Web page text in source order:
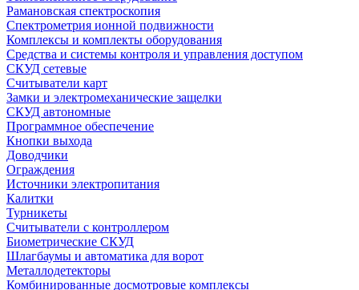
Рамановская спектроскопия
Спектрометрия ионной подвижности
Комплексы и комплекты оборудования
Средства и системы контроля и управления доступом
СКУД сетевые
Считыватели карт
Замки и электромеханические защелки
СКУД автономные
Программное обеспечение
Кнопки выхода
Доводчики
Ограждения
Источники электропитания
Калитки
Турникеты
Считыватели с контроллером
Биометрические СКУД
Шлагбаумы и автоматика для ворот
Металлодетекторы
Комбинированные досмотровые комплексы